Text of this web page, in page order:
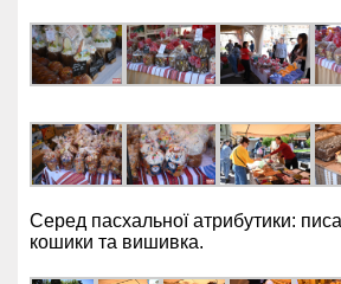
Серед пасхальної атрибутики:
кошики та вишивка.